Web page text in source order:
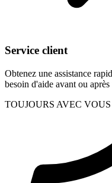
Service client
Obtenez une assistance
besoin d'aide avant ou
TOUJOURS AVEC VOUS